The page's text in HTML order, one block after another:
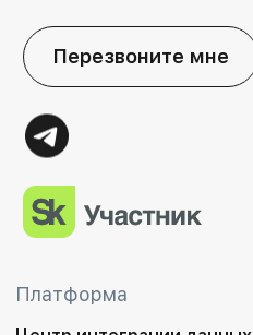
Перезвоните мне
Платформа